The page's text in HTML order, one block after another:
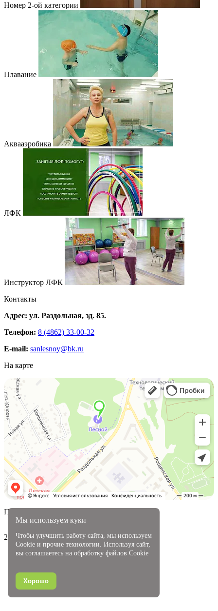
Номер 2-ой категории
Плавание
Аквааэробика
ЛФК
Инструктор ЛФК
Контакты
Адрес: ул. Раздольная, зд. 85.
Телефон: 8 (4862) 33-00-32
E-mail: sanlesnoy@bk.ru
На карте
Партнеры
2025 г.
Мы используем куки
Чтобы улучшить работу сайта, мы используем
Cookie и прочие технологии. Используя сайт,
вы соглашаетесь на обработку файлов Cookie
Хорошо